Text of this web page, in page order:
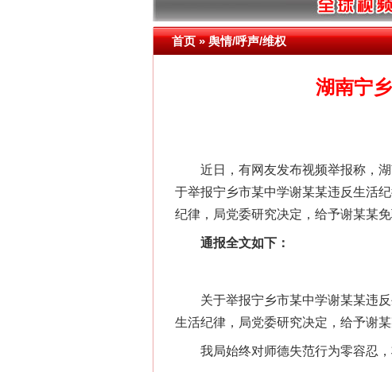
首页»舆情/呼声/维权
湖南宁
近日，有网友发布视频举报称，湖
于举报宁乡市某中学谢某某违反生活
纪律，局党委研究决定，给予谢某某
通报全文如下：
关于举报宁乡市某中学谢某某违反
生活纪律，局党委研究决定，给予谢
我局始终对师德失范行为零容忍，
网上购药对药下症？